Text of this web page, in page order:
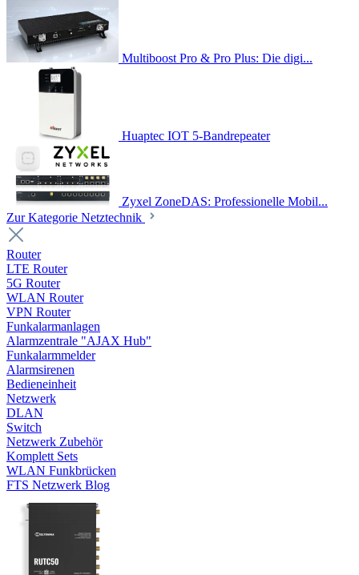
Multiboost Pro & Pro Plus: Die digi...
Huaptec IOT 5-Bandrepeater
Zyxel ZoneDAS: Professionelle Mobil...
Zur Kategorie Netztechnik
Router
LTE Router
5G Router
WLAN Router
VPN Router
Funkalarmanlagen
Alarmzentrale "AJAX Hub"
Funkalarmmelder
Alarmsirenen
Bedieneinheit
Netzwerk
DLAN
Switch
Netzwerk Zubehör
Komplett Sets
WLAN Funkbrücken
FTS Netzwerk Blog